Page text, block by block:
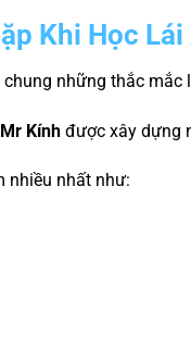
Khi Học Lái
những thắc mắc
Kính được xây dựng
nhiều nhất như: